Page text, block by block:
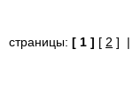
страницы: [ 1 ] [ 2 ] |